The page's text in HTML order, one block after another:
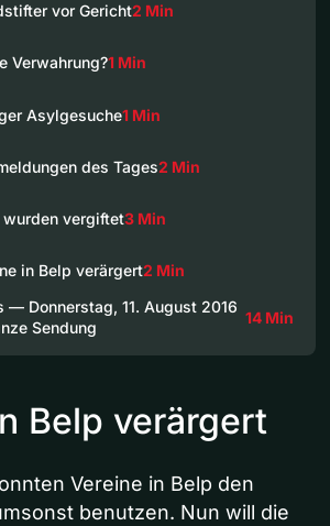
vor Gericht2 Min
Verwahrung?1 Min
Asylgesuche1 Min
des Tages2 Min
wurden vergiftet3 Min
in Belp verärgert2 Min
— Donnerstag, 11. August 2016
Sendung
14 Min
Belp verärgert
Vereine in Belp den
benutzen. Nun will die